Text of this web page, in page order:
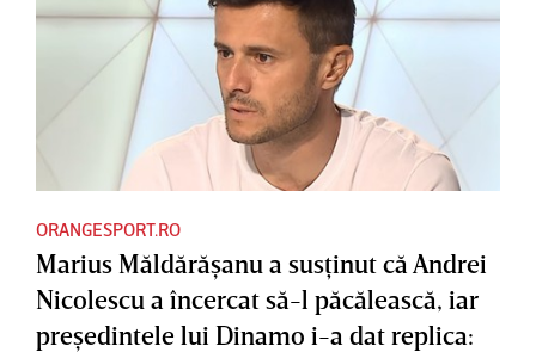
ORANGESPORT.RO
Marius Măldărăşanu a susţinut că Andrei
Nicolescu a încercat să-l păcălească, iar
preşedintele lui Dinamo i-a dat replica: